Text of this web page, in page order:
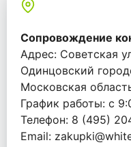
Сопровождение
Адрес: Советская
Одинцовский
Московская
График работы: с
Телефон: 8 (495)
Email: